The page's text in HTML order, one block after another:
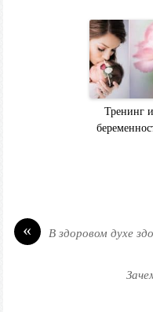
Тренинг и
« В здоровом духе